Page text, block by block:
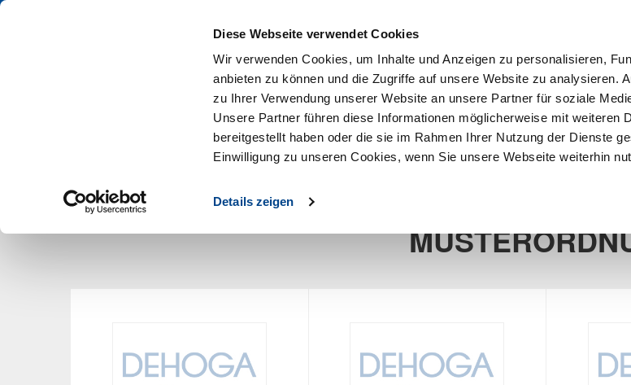
Diese Webseite verwendet Cookies
Wir verwenden Cookies, um Inhalte und Anzeigen zu personalisieren,
anbieten zu können und die Zugriffe auf unsere Website zu analysieren.
zu Ihrer Verwendung unserer Website an unsere Partner für soziale
Unsere Partner führen diese Informationen möglicherweise mit weiteren
bereitgestellt haben oder die sie im Rahmen Ihrer Nutzung der Dienste
Einwilligung zu unseren Cookies, wenn Sie unsere Webseite weiterhin
Details zeigen
Aus- & Weiterbildung Betriebswirtschaft Download Center
Artikel pro Seite